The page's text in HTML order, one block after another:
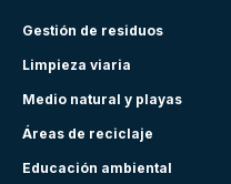
Gestión de residuos
Limpieza viaria
Medio natural y playas
Áreas de reciclaje
Educación ambiental